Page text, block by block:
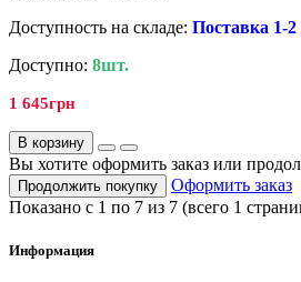
Доступность на складе: Поставка 1-2
Доступно: 8шт.
1 645грн
В корзину
Вы хотите оформить заказ или
Продолжить покупку
Оформить заказ
Показано с 1 по 7 из 7 (всего 1
Информация